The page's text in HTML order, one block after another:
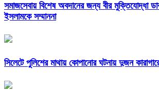
সমাজসেবায় বিশেষ অবদানের জন্য বীর মুক্তিযোদ্ধা
ইসলামকে সম্মাননা
সিলেটে পুলিশের মাথায় কোপানোর ঘটনায় দুজন